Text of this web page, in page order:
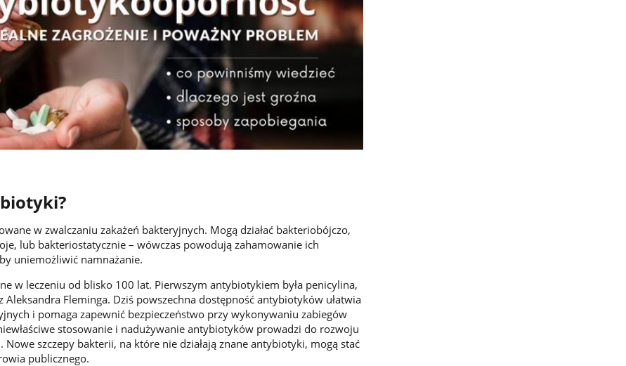
w zwalczaniu zakażeń bakteryjnych. Mogą działać bakteriobójczo,
lub bakteriostatycznie – wówczas powodują zahamowanie ich
uniemożliwić namnażanie.
w leczeniu od blisko 100 lat. Pierwszym antybiotykiem była penicylina,
Fleminga. Dziś powszechna dostępność antybiotyków ułatwia
i pomaga zapewnić bezpieczeństwo przy wykonywaniu zabiegów
stosowanie i nadużywanie antybiotyków prowadzi do rozwoju
szczepy bakterii, na które nie działają znane antybiotyki, mogą stać
publicznego.